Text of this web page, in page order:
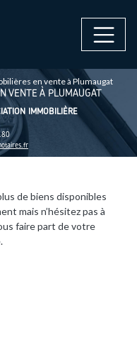
en vente à Plumaugat
VENTE À PLUMAUGAT
IMMOBILIÈRE
de biens disponibles
mais n’hésitez pas à
faire part de votre